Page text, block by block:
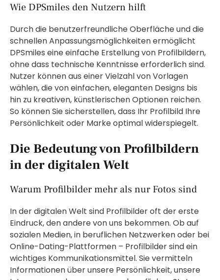
Wie DPSmiles den Nutzern hilft
Durch die benutzerfreundliche Oberfläche und die
schnellen Anpassungsmöglichkeiten ermöglicht
DPSmiles eine einfache Erstellung von Profilbildern,
ohne dass technische Kenntnisse erforderlich sind.
Nutzer können aus einer Vielzahl von Vorlagen
wählen, die von einfachen, eleganten Designs bis
hin zu kreativen, künstlerischen Optionen reichen.
So können Sie sicherstellen, dass Ihr Profilbild Ihre
Persönlichkeit oder Marke optimal widerspiegelt.
Die Bedeutung von Profilbildern
in der digitalen Welt
Warum Profilbilder mehr als nur Fotos sind
In der digitalen Welt sind Profilbilder oft der erste
Eindruck, den andere von uns bekommen. Ob auf
sozialen Medien, in beruflichen Netzwerken oder bei
Online-Dating-Plattformen – Profilbilder sind ein
wichtiges Kommunikationsmittel. Sie vermitteln
Informationen über unsere Persönlichkeit, unsere